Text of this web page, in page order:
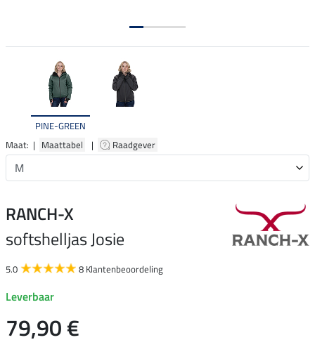
PINE-GREEN
Maat: | Maattabel | Raadgever
RANCH-X
softshelljas Josie
5.0 8 Klantenbeoordeling
Leverbaar
79,90 €